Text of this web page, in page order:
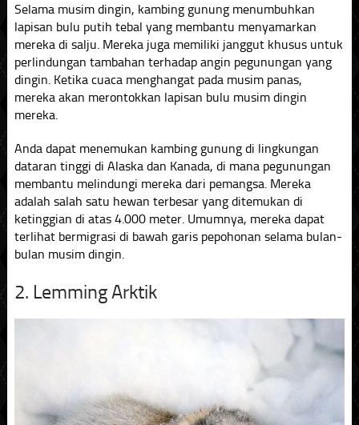
Selama musim dingin, kambing gunung menumbuhkan
lapisan bulu putih tebal yang membantu menyamarkan
mereka di salju. Mereka juga memiliki janggut khusus untuk
perlindungan tambahan terhadap angin pegunungan yang
dingin. Ketika cuaca menghangat pada musim panas,
mereka akan merontokkan lapisan bulu musim dingin
mereka.
Anda dapat menemukan kambing gunung di lingkungan
dataran tinggi di Alaska dan Kanada, di mana pegunungan
membantu melindungi mereka dari pemangsa. Mereka
adalah salah satu hewan terbesar yang ditemukan di
ketinggian di atas 4.000 meter. Umumnya, mereka dapat
terlihat bermigrasi di bawah garis pepohonan selama bulan-
bulan musim dingin.
2. Lemming Arktik